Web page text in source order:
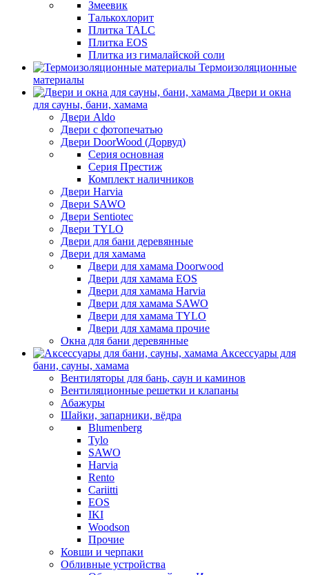
Змеевик
Талькохлорит
Плитка TALC
Плитка EOS
Плитка из гималайской соли
Термоизоляционные
материалы
Двери и окна
для сауны, бани, хамама
Двери Aldo
Двери с фотопечатью
Двери DoorWood (Дорвуд)
Серия основная
Серия Престиж
Комплект наличников
Двери Harvia
Двери SAWO
Двери Sentiotec
Двери TYLO
Двери для бани деревянные
Двери для хамама
Двери для хамама Doorwood
Двери для хамама EOS
Двери для хамама Harvia
Двери для хамама SAWO
Двери для хамама TYLO
Двери для хамама прочие
Окна для бани деревянные
Аксессуары для
бани, сауны, хамама
Вентиляторы для бань, саун и каминов
Вентиляционные решетки и клапаны
Абажуры
Шайки, запарники, вёдра
Blumenberg
Tylo
SAWO
Harvia
Rento
Cariitti
EOS
IKI
Woodson
Прочие
Ковши и черпаки
Обливные устройства